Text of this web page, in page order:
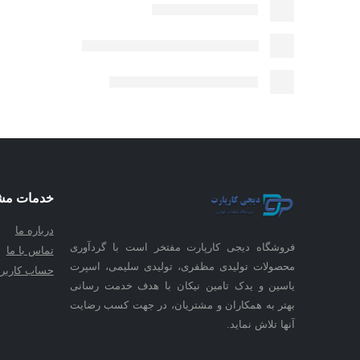
فروشگاه دیجی کارپارت مفتخر است با گردآوری
محصولات تولیدی مظفری، تولیدی سلیمی، اسپرت
یاسین و یدک تامین نیکان با هدف خدمت رسانی
بهتر به همکاران و مشتریان، در جهت کسب رضایت
آنها تلاش نماید.
خدمات
درباره ما
تماس با ما
حساب